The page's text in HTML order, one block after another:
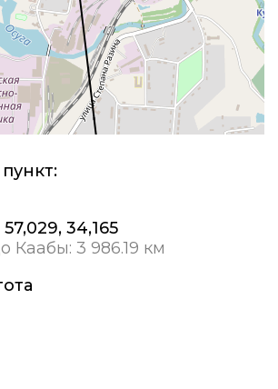
57,029, 34,165
Каабы: 3 986.19 км